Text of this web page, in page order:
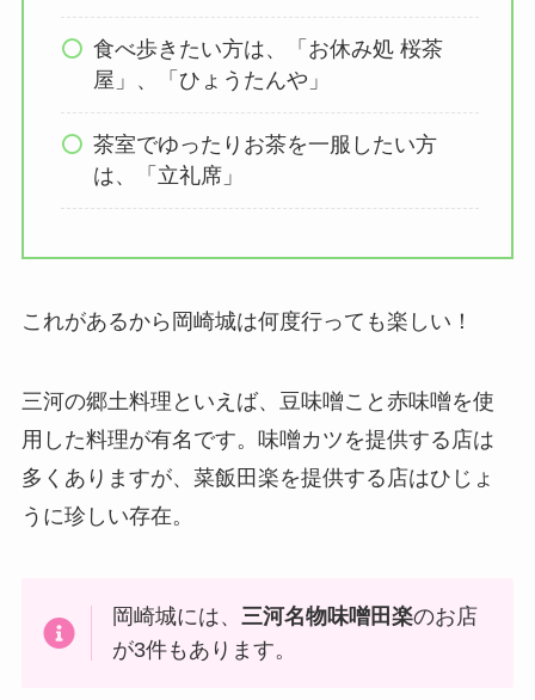
食べ歩きたい方は、「お休み処 桜茶
屋」、「ひょうたんや」
茶室でゆったりお茶を一服したい方
は、「立礼席」
これがあるから岡崎城は何度行っても楽しい！
三河の郷土料理といえば、豆味噌こと赤味噌を使
用した料理が有名です。味噌カツを提供する店は
多くありますが、菜飯田楽を提供する店はひじょ
うに珍しい存在。
岡崎城には、三河名物味噌田楽のお店
が3件もあります。